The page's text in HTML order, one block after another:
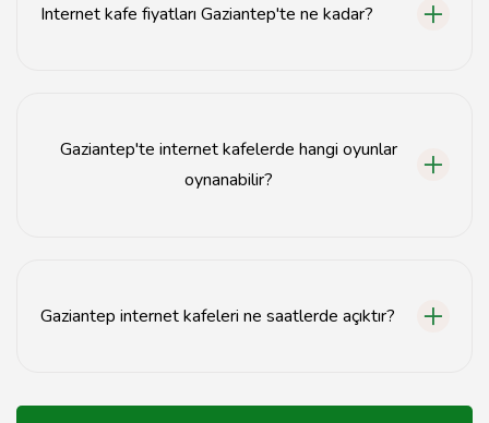
Internet kafe fiyatları Gaziantep'te ne kadar?
Gaziantep'te internet kafelerde hangi oyunlar
oynanabilir?
Gaziantep internet kafeleri ne saatlerde açıktır?
02:00'ye kadar açıktır.